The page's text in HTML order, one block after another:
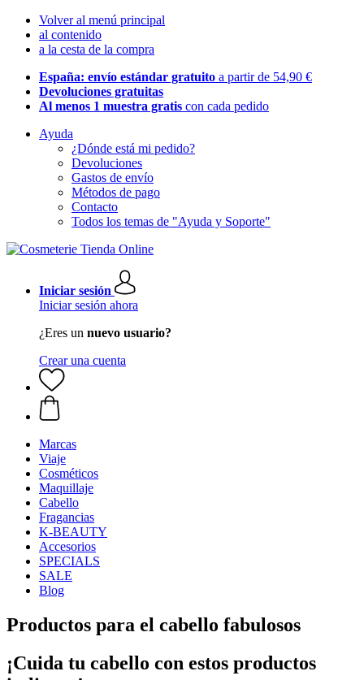
Volver al menú principal
al contenido
a la cesta de la compra
España: envío estándar gratuito a partir de 54,90 €
Devoluciones gratuitas
Al menos 1 muestra gratis con cada pedido
Ayuda
¿Dónde está mi pedido?
Devoluciones
Gastos de envío
Métodos de pago
Contacto
Todos los temas de "Ayuda y Soporte"
Iniciar sesión
Iniciar sesión ahora
¿Eres un nuevo usuario?
Crear una cuenta
Marcas
Viaje
Cosméticos
Maquillaje
Cabello
Fragancias
K-BEAUTY
Accesorios
SPECIALS
SALE
Blog
Productos para el cabello fabulosos
¡Cuida tu cabello con estos productos